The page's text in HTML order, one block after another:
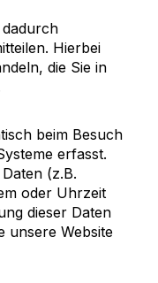
Hierbei
die Sie in
beim Besuch
erfasst.
(z.B.
oder Uhrzeit
dieser Daten
unsere Website